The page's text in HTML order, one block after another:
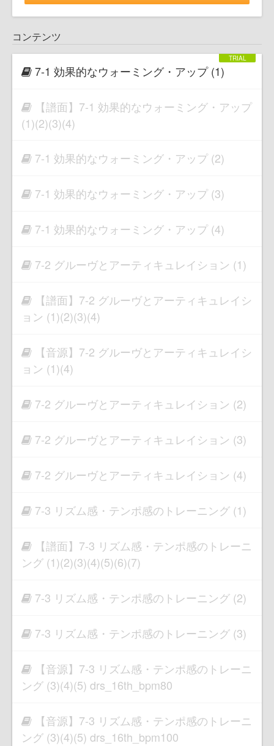
コンテンツ
7-1 効果的なウォーミング・アップ (1)
【譜面】7-1 効果的なウォーミング・アップ
(1)(2)(3)(4)
7-1 効果的なウォーミング・アップ (2)
7-1 効果的なウォーミング・アップ (3)
7-1 効果的なウォーミング・アップ (4)
7-2 グルーヴとアーティキュレイション (1)
【譜面】7-2 グルーヴとアーティキュレイシ
ョン (1)(2)(3)(4)
【音源】7-2 グルーヴとアーティキュレイシ
ョン (1)(4)
7-2 グルーヴとアーティキュレイション (2)
7-2 グルーヴとアーティキュレイション (3)
7-2 グルーヴとアーティキュレイション (4)
7-3 リズム感・テンポ感のトレーニング (1)
【譜面】7-3 リズム感・テンポ感のトレーニ
ング (1)(2)(3)(4)(5)(6)(7)
7-3 リズム感・テンポ感のトレーニング (2)
7-3 リズム感・テンポ感のトレーニング (3)
【音源】7-3 リズム感・テンポ感のトレーニ
ング (3)(4)(5) drs_16th_bpm80
【音源】7-3 リズム感・テンポ感のトレーニ
ング (3)(4)(5) drs_16th_bpm100